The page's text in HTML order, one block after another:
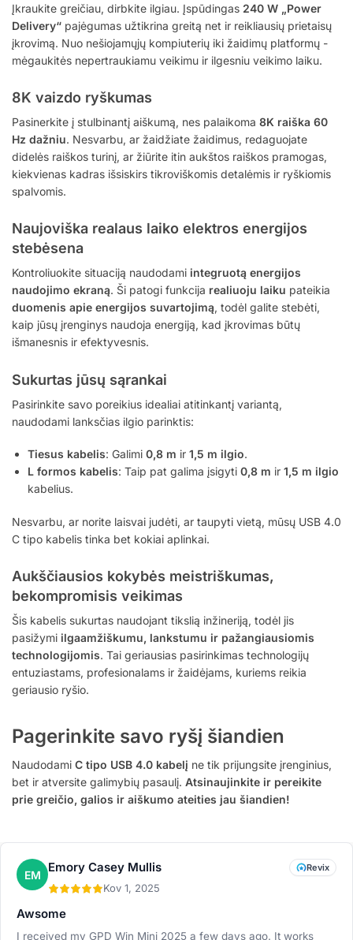
Įkraukite greičiau, dirbkite ilgiau. Įspūdingas 240 W „Power
Delivery“ pajėgumas užtikrina greitą net ir reikliausių prietaisų
įkrovimą. Nuo nešiojamųjų kompiuterių iki žaidimų platformų -
mėgaukitės nepertraukiamu veikimu ir ilgesniu veikimo laiku.
8K vaizdo ryškumas
Pasinerkite į stulbinantį aiškumą, nes palaikoma 8K raiška 60
Hz dažniu. Nesvarbu, ar žaidžiate žaidimus, redaguojate
didelės raiškos turinį, ar žiūrite itin aukštos raiškos pramogas,
kiekvienas kadras išsiskirs tikroviškomis detalėmis ir ryškiomis
spalvomis.
Naujoviška realaus laiko elektros energijos
stebėsena
Kontroliuokite situaciją naudodami integruotą energijos
naudojimo ekraną. Ši patogi funkcija realiuoju laiku pateikia
duomenis apie energijos suvartojimą, todėl galite stebėti,
kaip jūsų įrenginys naudoja energiją, kad įkrovimas būtų
išmanesnis ir efektyvesnis.
Sukurtas jūsų sąrankai
Pasirinkite savo poreikius idealiai atitinkantį variantą,
naudodami lanksčias ilgio parinktis:
Tiesus kabelis: Galimi 0,8 m ir 1,5 m ilgio.
L formos kabelis: Taip pat galima įsigyti 0,8 m ir 1,5 m ilgio
kabelius.
Nesvarbu, ar norite laisvai judėti, ar taupyti vietą, mūsų USB 4.0
C tipo kabelis tinka bet kokiai aplinkai.
Aukščiausios kokybės meistriškumas,
bekompromisis veikimas
Šis kabelis sukurtas naudojant tikslią inžineriją, todėl jis
pasižymi ilgaamžiškumu, lankstumu ir pažangiausiomis
technologijomis. Tai geriausias pasirinkimas technologijų
entuziastams, profesionalams ir žaidėjams, kuriems reikia
geriausio ryšio.
Pagerinkite savo ryšį šiandien
Naudodami C tipo USB 4.0 kabelį ne tik prijungsite įrenginius,
bet ir atversite galimybių pasaulį. Atsinaujinkite ir pereikite
prie greičio, galios ir aiškumo ateities jau šiandien!
EM Emory Casey Mullis
Kov 1, 2025
Revix
Awsome
I received my GPD Win Mini 2025 a few days ago. It works